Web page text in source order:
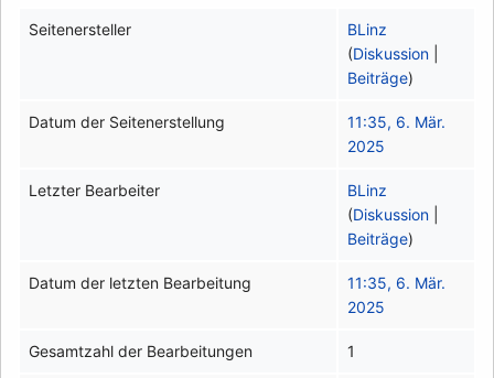
Seitenersteller
BLinz
(Diskussion
Beiträge)
Datum der Seitenerstellung
11:35, 6. Mär.
2025
Letzter Bearbeiter
BLinz
(Diskussion
Beiträge)
Datum der letzten Bearbeitung
11:35, 6. Mär.
2025
Gesamtzahl der Bearbeitungen 1